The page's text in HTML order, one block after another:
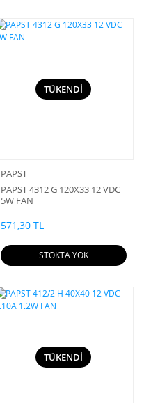
TÜKENDİ
PAPST
PAPST 4312 G 120X33 12 VDC
5W FAN
571,30 TL
STOKTA YOK
TÜKENDİ